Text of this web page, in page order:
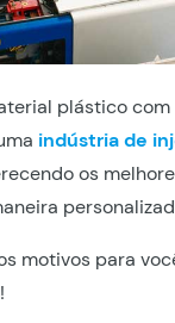
plástico
indústria de
os
motivos para